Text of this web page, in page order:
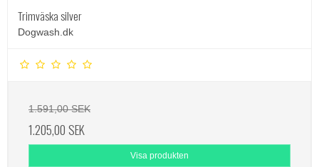
Trimväska silver
Dogwash.dk
1.591,00 SEK
1.205,00 SEK
Visa produkten